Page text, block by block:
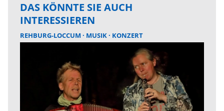
DAS KÖNNTE SIE AUCH
INTERESSIEREN
REHBURG-LOCCUM MUSIK KONZERT